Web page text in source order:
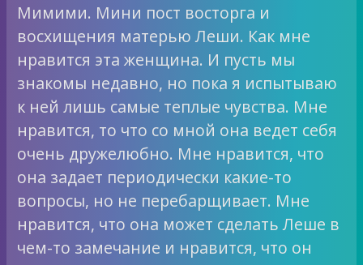
Мимими. Мини пост восторга и
восхищения матерью Леши. Как мне
нравится эта женщина. И пусть мы
знакомы недавно, но пока я испытываю
к ней лишь самые теплые чувства. Мне
нравится, то что со мной она ведет себя
очень дружелюбно. Мне нравится, что
она задает периодически какие-то
вопросы, но не перебарщивает. Мне
нравится, что она может сделать Леше в
чем-то замечание и нравится, что он